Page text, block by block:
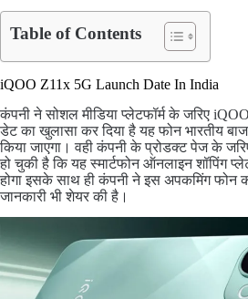
Table of Contents
iQOO Z11x 5G Launch Date In India
कंपनी ने सोशल मीडिया प्लेटफॉर्म के जरिए
डेट का खुलासा कर दिया है यह फोन भारतीय
किया जाएगा। वही कंपनी के प्रोडक्ट पेज के
हो चुकी है कि यह स्मार्टफोन ऑनलाइन शॉपिंग
होगा इसके साथ ही कंपनी ने इस अपकमिंग फोन
जानकारी भी शेयर की है।